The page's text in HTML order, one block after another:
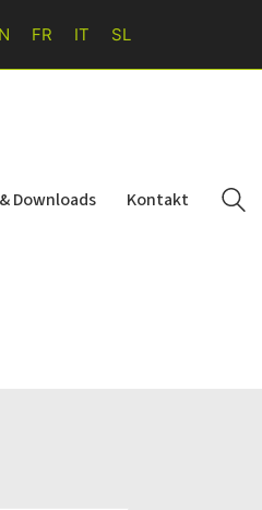
FR IT SL
Downloads Kontakt